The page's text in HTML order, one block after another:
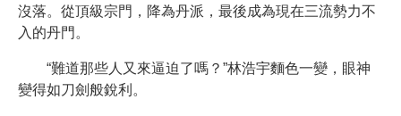
沒落。從頂級宗門，降為丹派，最後成為現在三流勢力不
入的丹門。
“難道那些人又來逼迫了嗎？”林浩宇麵色一變，眼神
變得如刀劍般銳利。